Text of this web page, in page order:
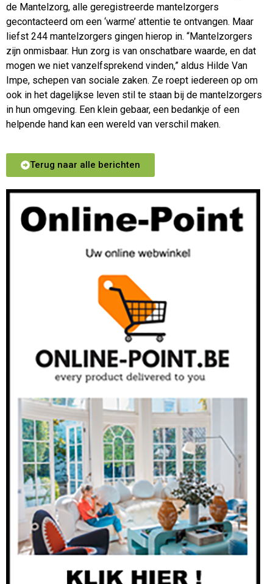
de Mantelzorg, alle geregistreerde mantelzorgers
gecontacteerd om een ‘warme’ attentie te ontvangen. Maar
liefst 244 mantelzorgers gingen hierop in. “Mantelzorgers
zijn onmisbaar. Hun zorg is van onschatbare waarde, en dat
mogen we niet vanzelfsprekend vinden,” aldus Hilde Van
Impe, schepen van sociale zaken. Ze roept iedereen op om
ook in het dagelijkse leven stil te staan bij de mantelzorgers
in hun omgeving. Een klein gebaar, een bedankje of een
helpende hand kan een wereld van verschil maken.
Terug naar alle berichten